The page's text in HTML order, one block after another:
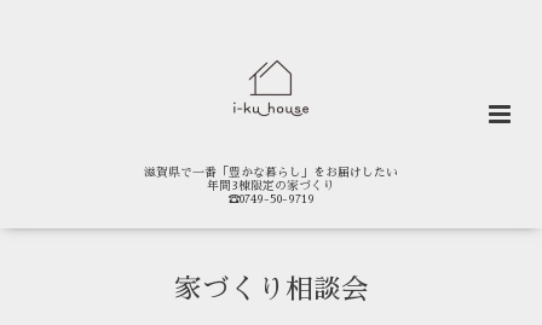
滋賀県で一番「豊かな暮らし」をお届けしたい
年間3棟限定の家づくり
☎0749-50-9719
家づくり相談会